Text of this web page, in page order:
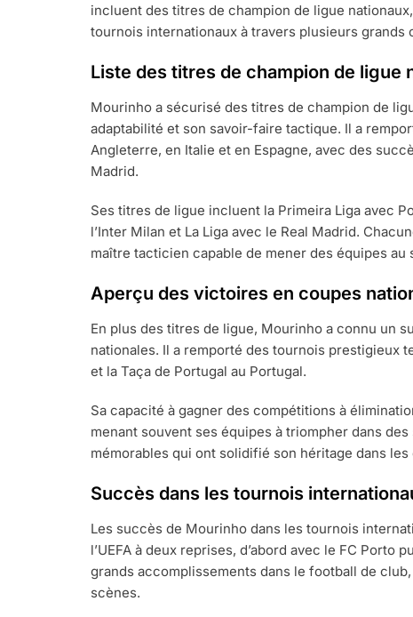
incluent des titres de champion de ligue
tournois internationaux à travers plusieurs grands
Liste des titres de champion de ligue
Mourinho a sécurisé des titres de champion de
adaptabilité et son savoir-faire tactique. Il a
Angleterre, en Italie et en Espagne, avec des
Madrid.
Ses titres de ligue incluent la Primeira Liga avec
l’Inter Milan et La Liga avec le Real Madrid.
maître tacticien capable de mener des équipes
Aperçu des victoires en coupes
En plus des titres de ligue, Mourinho a connu un
nationales. Il a remporté des tournois prestigieux
et la Taça de Portugal au Portugal.
Sa capacité à gagner des compétitions à
menant souvent ses équipes à triompher dans
mémorables qui ont solidifié son héritage dans les
Succès dans les tournois
Les succès de Mourinho dans les tournois
l’UEFA à deux reprises, d’abord avec le FC
grands accomplissements dans le football de
scènes.